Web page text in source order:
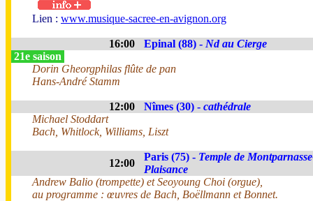
Lien : www.musique-sacree-en-avignon.org
16:00 Epinal (88) - Nd au Cierge
21e saison
Dorin Gheorgphilas flûte de pan
Hans-André Stamm
12:00 Nîmes (30) - cathédrale
Michael Stoddart
Bach, Whitlock, Williams, Liszt
12:00
Paris (75) - Temple de
Plaisance
Andrew Balio (trompette) et Seoyoung Choi (orgue),
au programme : œuvres de Bach, Boëllmann et Bonnet.